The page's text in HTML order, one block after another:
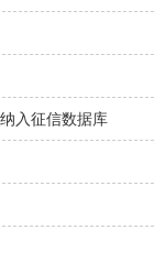
入征信数据库